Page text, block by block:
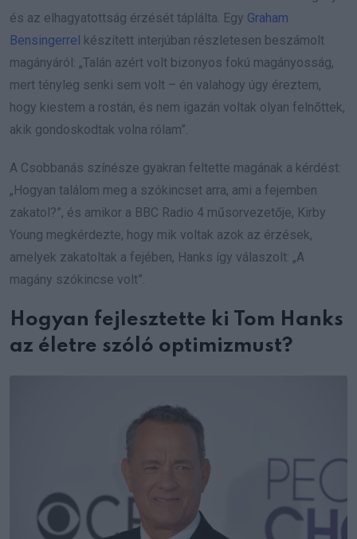
és az elhagyatottság érzését táplálta. Egy Graham
Bensingerrel készített interjúban részletesen beszámolt
magányáról: „Talán azért volt bizonyos fokú magányosság,
mert tényleg senki sem volt – én valahogy úgy éreztem,
hogy kiestem a rostán, és nem igazán voltak olyan felnőttek,
akik gondoskodtak volna rólam”.
A Csobbanás színésze gyakran feltette magának a kérdést:
„Hogyan találom meg a szókincset arra, ami a fejemben
zakatol?”, és amikor a BBC Radio 4 műsorvezetője, Kirby
Young megkérdezte, hogy mik voltak azok az érzések,
amelyek zakatoltak a fejében, Hanks így válaszolt: „A
magány szókincse volt”.
Hogyan fejlesztette ki Tom Hanks
az életre szóló optimizmust?